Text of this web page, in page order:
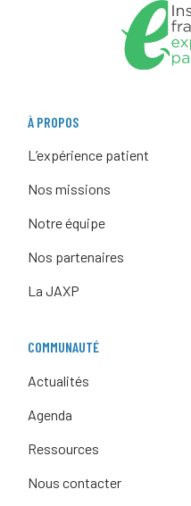
À PROPOS
L’expérience patient
Nos missions
Notre équipe
Nos partenaires
La JAXP
COMMUNAUTÉ
Actualités
Agenda
Ressources
Nous contacter